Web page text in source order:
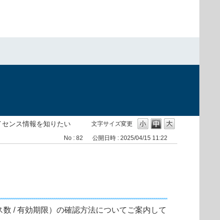
文字サイズ変更
センス情報を知りたい
No : 82 公開日時 : 2025/04/15 11:22
/ 有効期限）の確認方法についてご案内して